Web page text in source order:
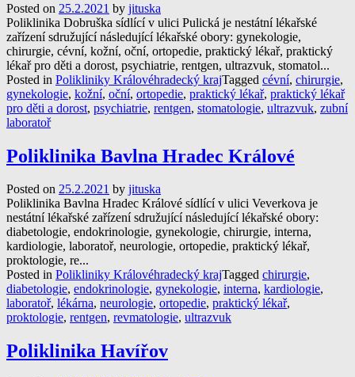
Posted on 25.2.2021 by jituska
Poliklinika Dobruška sídlící v ulici Pulická je nestátní lékařské
zařízení sdružující následující lékařské obory: gynekologie,
chirurgie, cévní, kožní, oční, ortopedie, praktický lékař, praktický
lékař pro děti a dorost, psychiatrie, rentgen, ultrazvuk, stomatol...
Posted in Polikliniky Královéhradecký krajTagged cévní, chirurgie,
gynekologie, kožní, oční, ortopedie, praktický lékař, praktický lékař
pro děti a dorost, psychiatrie, rentgen, stomatologie, ultrazvuk, zubní
laboratoř
Poliklinika Bavlna Hradec Králové
Posted on 25.2.2021 by jituska
Poliklinika Bavlna Hradec Králové sídlící v ulici Veverkova je
nestátní lékařské zařízení sdružující následující lékařské obory:
diabetologie, endokrinologie, gynekologie, chirurgie, interna,
kardiologie, laboratoř, neurologie, ortopedie, praktický lékař,
proktologie, re...
Posted in Polikliniky Královéhradecký krajTagged chirurgie,
diabetologie, endokrinologie, gynekologie, interna, kardiologie,
laboratoř, lékárna, neurologie, ortopedie, praktický lékař,
proktologie, rentgen, revmatologie, ultrazvuk
Poliklinika Havířov